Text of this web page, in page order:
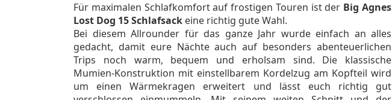
Für maximalen Schlafkomfort auf frostigen Touren ist der Big Agnes
Lost Dog 15 Schlafsack eine richtig gute Wahl.
Bei diesem Allrounder für das ganze Jahr wurde einfach an alles
gedacht, damit eure Nächte auch auf besonders abenteuerlichen
Trips noch warm, bequem und erholsam sind. Die klassische
Mumien-Konstruktion mit einstellbarem Kordelzug am Kopfteil wird
um einen Wärmekragen erweitert und lässt euch richtig gut